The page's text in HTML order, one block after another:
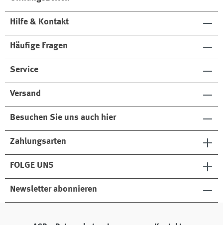
Hilfe & Kontakt
Häufige Fragen
Service
Versand
Besuchen Sie uns auch hier
Zahlungsarten
FOLGE UNS
Newsletter abonnieren